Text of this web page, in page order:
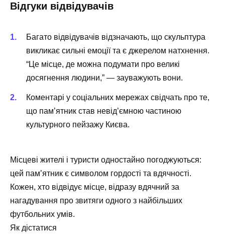
Відгуки відвідувачів
Багато відвідувачів відзначають, що скульптура
викликає сильні емоції та є джерелом натхнення.
“Це місце, де можна подумати про великі
досягнення людини,” — зауважують вони.
Коментарі у соціальних мережах свідчать про те,
що пам’ятник став невід’ємною частиною
культурного пейзажу Києва.
Місцеві жителі і туристи одностайно погоджуються:
цей пам’ятник є символом гордості та вдячності.
Кожен, хто відвідує місце, відразу вдячний за
нагадування про звитяги одного з найбільших
футбольних умів.
Як дістатися